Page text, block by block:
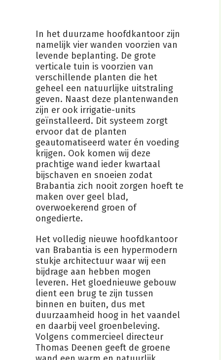
In het duurzame hoofdkantoor zijn
namelijk vier wanden voorzien van
levende beplanting. De grote
verticale tuin is voorzien van
verschillende planten die het
geheel een natuurlijke uitstraling
geven. Naast deze plantenwanden
zijn er ook irrigatie-units
geïnstalleerd. Dit systeem zorgt
ervoor dat de planten
geautomatiseerd water én voeding
krijgen. Ook komen wij deze
prachtige wand ieder kwartaal
bijschaven en snoeien zodat
Brabantia zich nooit zorgen hoeft te
maken over geel blad,
overwoekerend groen of
ongedierte.
Het volledig nieuwe hoofdkantoor
van Brabantia is een hypermodern
stukje architectuur waar wij een
bijdrage aan hebben mogen
leveren. Het gloednieuwe gebouw
dient een brug te zijn tussen
binnen en buiten, dus met
duurzaamheid hoog in het vaandel
en daarbij veel groenbeleving.
Volgens commercieel directeur
Thomas Deenen geeft de groene